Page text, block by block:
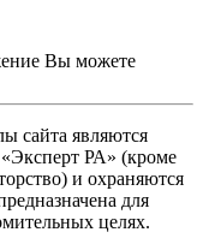
Вы можете
сайта являются
РА» (кроме
и охраняются
для
целях.